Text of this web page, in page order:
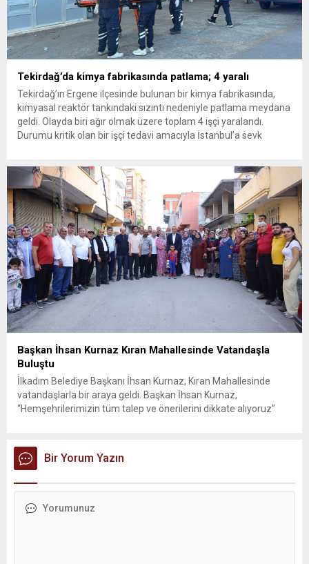
Tekirdağ’da kimya fabrikasında patlama; 4 yaralı
Tekirdağ’ın Ergene ilçesinde bulunan bir kimya fabrikasında,
kimyasal reaktör tankındaki sızıntı nedeniyle patlama meydana
geldi. Olayda biri ağır olmak üzere toplam 4 işçi yaralandı.
Durumu kritik olan bir işçi tedavi amacıyla İstanbul’a sevk
ilçesine...
Başkan İhsan Kurnaz Kıran Mahallesinde Vatandaşla
Buluştu
İlkadım Belediye Başkanı İhsan Kurnaz, Kıran Mahallesinde
vatandaşlarla bir araya geldi. Başkan İhsan Kurnaz,
“Hemşehrilerimizin tüm talep ve önerilerini dikkate alıyoruz”
sohbet eden, onların talep ve önerileri dinleyen Başkan İhsan
Kurnaz, gelen taleplerin çözümü için...
Bir Yorum Yazın